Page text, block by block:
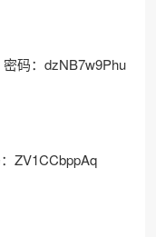
码：dzNB7w9Phu
ZV1CCbppAq